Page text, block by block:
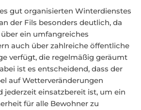
gut organisierten Winterdienstes
der Fils besonders deutlich, da
ein umfangreiches
auch über zahlreiche öffentliche
verfügt, die regelmäßig geräumt
ist es entscheidend, dass der
auf Wetterveränderungen
jederzeit einsatzbereit ist, um ein
für alle Bewohner zu